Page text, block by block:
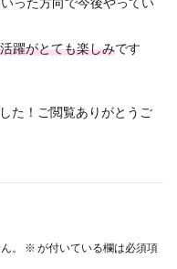
躍がとても楽しみです
た！ご閲覧ありがとうご
。 ※ が付いている欄は必須項